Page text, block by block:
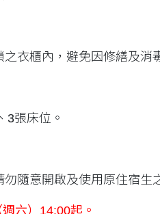
衣櫃內，避免因修繕及消
3張床位。
隨意開啟及使用原住宿生
六）14:00起。